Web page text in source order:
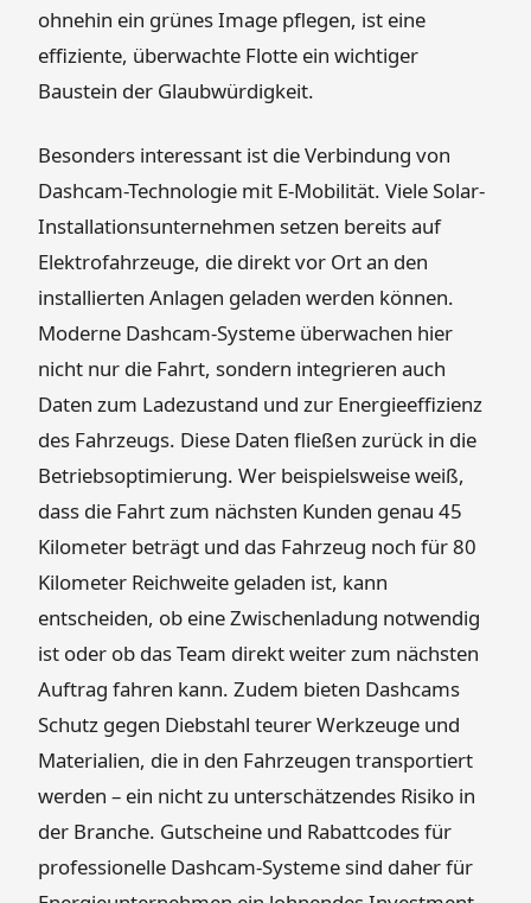
ohnehin ein grünes Image pflegen, ist eine
effiziente, überwachte Flotte ein wichtiger
Baustein der Glaubwürdigkeit.
Besonders interessant ist die Verbindung von
Dashcam-Technologie mit E-Mobilität. Viele Solar-
Installationsunternehmen setzen bereits auf
Elektrofahrzeuge, die direkt vor Ort an den
installierten Anlagen geladen werden können.
Moderne Dashcam-Systeme überwachen hier
nicht nur die Fahrt, sondern integrieren auch
Daten zum Ladezustand und zur Energieeffizienz
des Fahrzeugs. Diese Daten fließen zurück in die
Betriebsoptimierung. Wer beispielsweise weiß,
dass die Fahrt zum nächsten Kunden genau 45
Kilometer beträgt und das Fahrzeug noch für 80
Kilometer Reichweite geladen ist, kann
entscheiden, ob eine Zwischenladung notwendig
ist oder ob das Team direkt weiter zum nächsten
Auftrag fahren kann. Zudem bieten Dashcams
Schutz gegen Diebstahl teurer Werkzeuge und
Materialien, die in den Fahrzeugen transportiert
werden – ein nicht zu unterschätzendes Risiko in
der Branche. Gutscheine und Rabattcodes für
professionelle Dashcam-Systeme sind daher für